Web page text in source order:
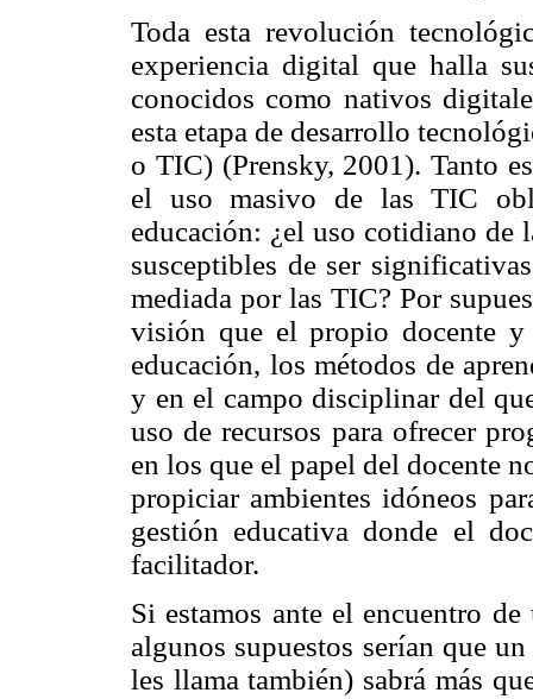
Toda esta revolución
experiencia digital que halla
conocidos como nativos
esta etapa de desarrollo
o TIC) (Prensky, 2001). Tanto
el uso masivo de las TIC
educación: ¿el uso cotidiano de
susceptibles de ser
mediada por las TIC? Por
visión que el propio docente
educación, los métodos de
y en el campo disciplinar del
uso de recursos para ofrecer
en los que el papel del docente
propiciar ambientes idóneos
gestión educativa donde el
facilitador.
Si estamos ante el encuentro
algunos supuestos serían que
les llama también) sabrá más